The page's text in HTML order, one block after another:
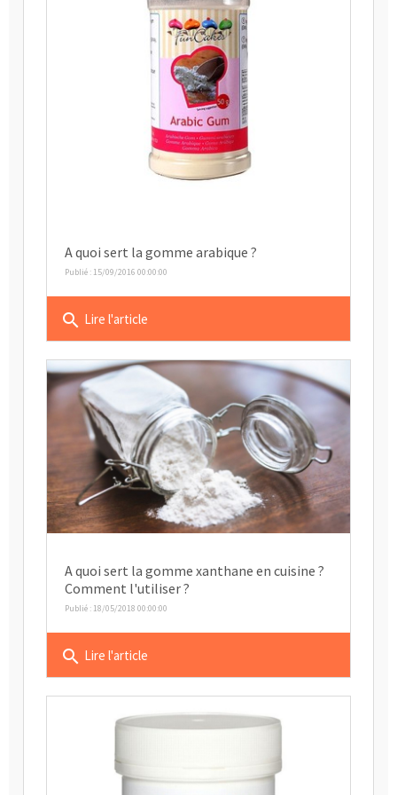
A quoi sert la gomme arabique ?
Publié : 15/09/2016 00:00:00
search Lire l'article
A quoi sert la gomme xanthane en cuisine ?
Comment l'utiliser ?
Publié : 18/05/2018 00:00:00
search Lire l'article